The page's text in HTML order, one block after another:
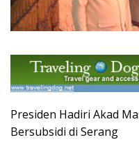
‎Presiden Hadiri Akad
Bersubsidi di Serang